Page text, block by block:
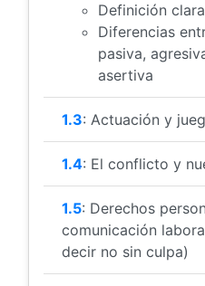
Definición
Diferencias
pasiva,
asertiva
1.3: Actuación y
1.4: El conflicto y
1.5: Derechos
comunicación
decir no sin culpa)